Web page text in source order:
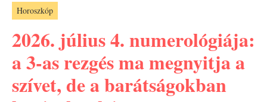
Horoszkóp
2026. július 4. numerológiája:
a 3-as rezgés ma megnyitja a
szívet, de a barátságokban